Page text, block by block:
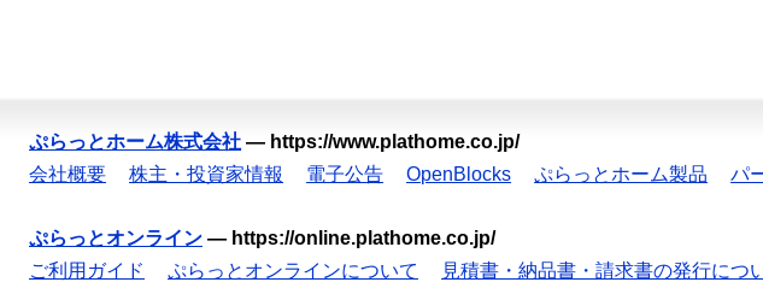
ぷらっとホーム株式会社 — https://www.plathome.co.jp/
会社概要
株主・投資家情報 電子公告 OpenBlocks ぷらっとホーム製品 パ
ぷらっとオンライン — https://online.plathome.co.jp/
ご利用ガイド
ぷらっとオンラインについて 見積書・納品書・請求書の発行につ